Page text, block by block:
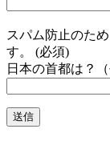
スパム防止のた
す。 (必須)
日本の首都は？